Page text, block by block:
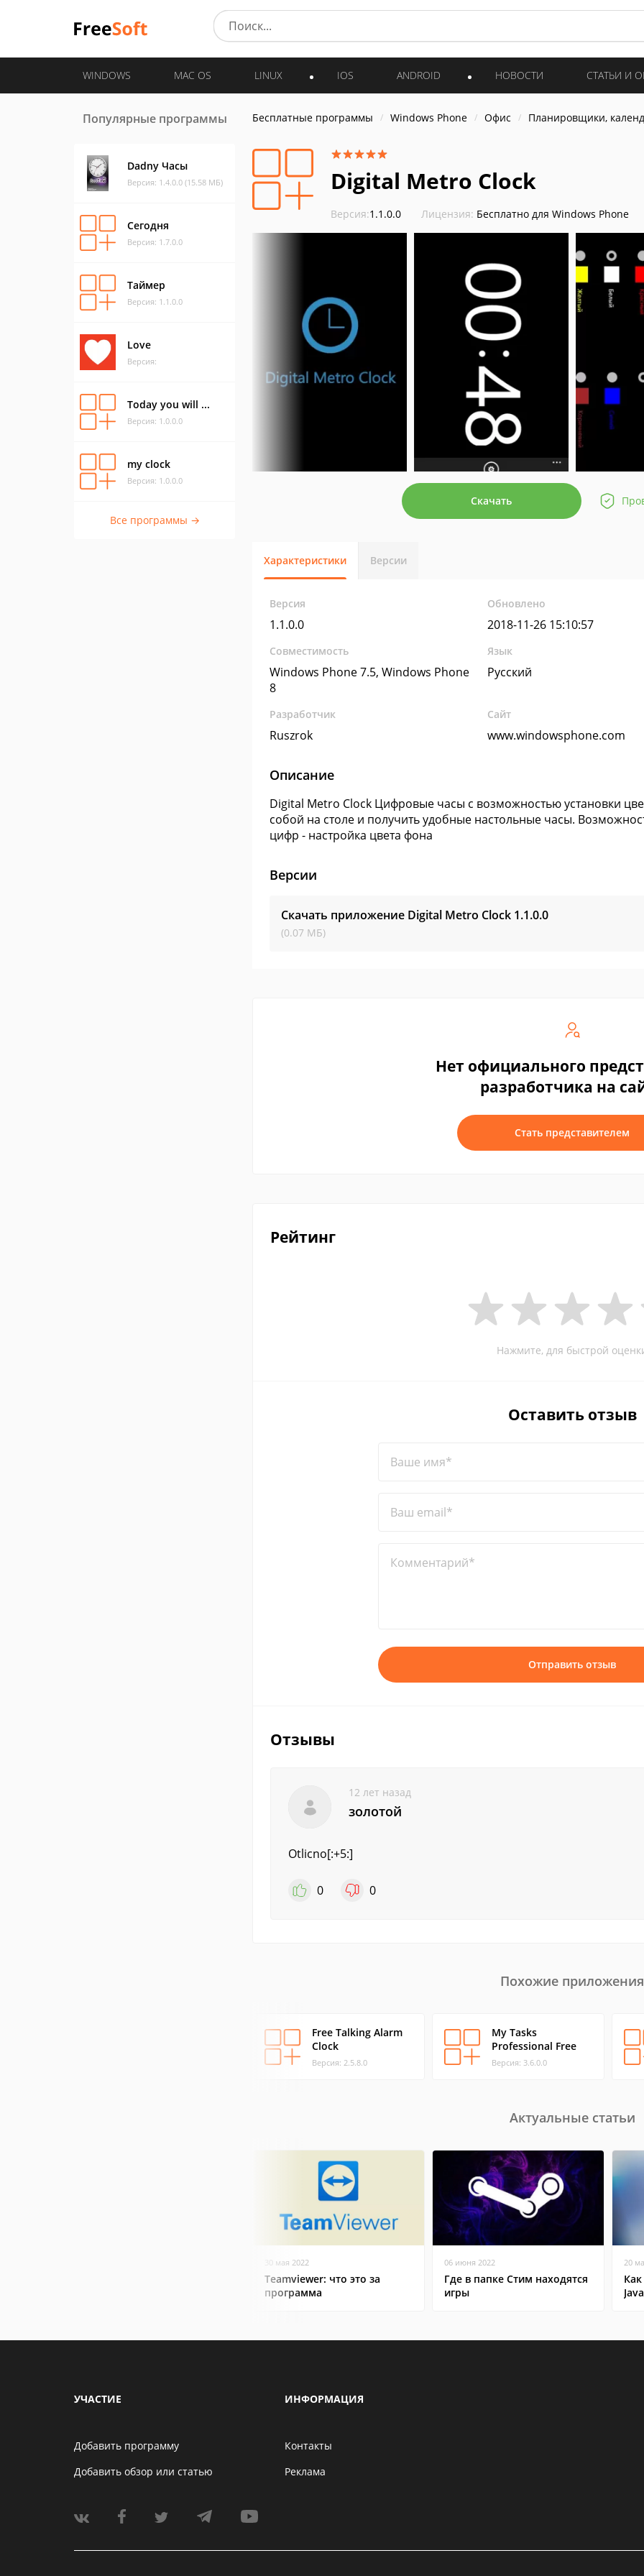
WINDOWS MAC OS LINUX IOS ANDROID НОВОСТИ СТАТЬИ И
Популярные программы
Dadny Часы
Версия: 1.4.0.0 (15.58 МБ)
Сегодня
Версия: 1.7.0.0
Таймер
Версия: 1.1.0.0
Love
Версия:
Today you will ...
Версия: 1.0.0.0
my clock
Версия: 1.0.0.0
Все программы →
Бесплатные программы Windows Phone Офис Планировщики,
Digital Metro Clock
Версия:1.1.0.0 Лицензия: Бесплатно для Windows Phone
Скачать
Характеристики Версии
Версия
1.1.0.0
Обновлено
2018-11-26 15:10:57
Совместимость
Windows Phone 7.5, Windows Phone
8
Язык
Русский
Разработчик
Ruszrok
Сайт
www.windowsphone.com
Описание
Digital Metro Clock Цифровые часы с возможностью установки
собой на столе и получить удобные настольные часы.
цифр - настройка цвета фона
Версии
Скачать приложение Digital Metro Clock 1.1.0.0
(0.07 МБ)
Нет официального
разработчика на
Стать представителем
Рейтинг
Нажмите, для быстрой
Оставить отзыв
Ваше имя*
Ваш email*
Комментарий*
Отправить отзыв
Отзывы
12 лет назад
золотой
Otlicno[:+5:]
0 0
Похожие приложения
Free Talking Alarm
Clock
Версия: 2.5.8.0
My Tasks
Professional Free
Версия: 3.6.0.0
Актуальные статьи
30 мая 2022
Teamviewer: что это за
программа
06 июня 2022
Где в папке Стим находятся
игры
20
УЧАСТИЕ
Добавить программу
Добавить обзор или статью
ИНФОРМАЦИЯ
Контакты
Реклама